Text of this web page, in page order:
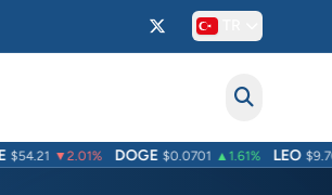
$54.21 ▼2.01% DOGE $0.0701 ▲1.61% LEO $9.70